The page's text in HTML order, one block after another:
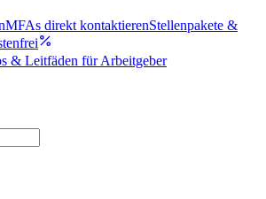
MFAs direkt kontaktierenStellenpakete &
& Leitfäden für Arbeitgeber